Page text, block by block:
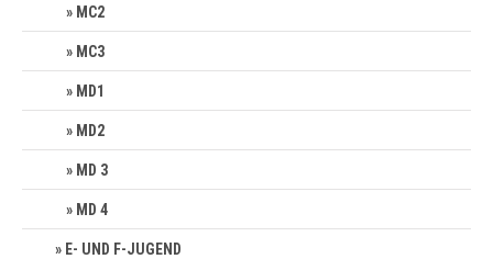
MC2
MC3
MD1
MD2
MD 3
MD 4
E- UND F-JUGEND